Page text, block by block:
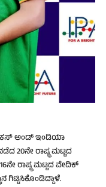
ಅಂಡ್ ಇಂಡಿಯಾ
20ನೇ ರಾಷ್ಟ್ರ ಮಟ್ಟದ
ರಾಷ್ಟ್ರ ಮಟ್ಟದ ವೇದಿಕ್
ಗಿಟ್ಟಿಸಿಕೊಂಡಿದ್ದಾಳೆ.